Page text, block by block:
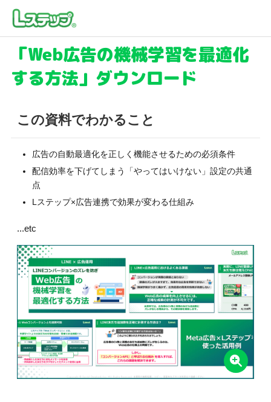
「Web広告の機械学習を最適化
する方法」ダウンロード
この資料でわかること
広告の自動最適化を正しく機能させるための必須条件
配信効率を下げてしまう「やってはいけない」設定の共通
点
Lステップ×広告連携で効果が変わる仕組み
...etc